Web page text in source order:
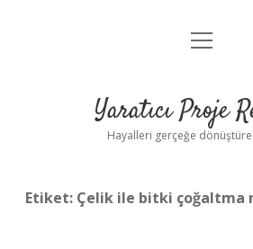
Anasayfa
Yasal Uyarı
menüyü
Yaratıcı Proje
Hayalleri gerçeğe
Etiket: Çelik ile bitki çoğaltma